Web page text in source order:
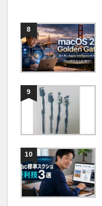
8
9
10